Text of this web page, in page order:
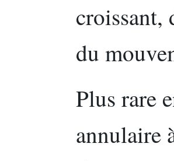
croissant,
du
Plus rare
annulaire